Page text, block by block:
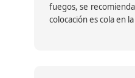
fuegos, se
colocación es cola en